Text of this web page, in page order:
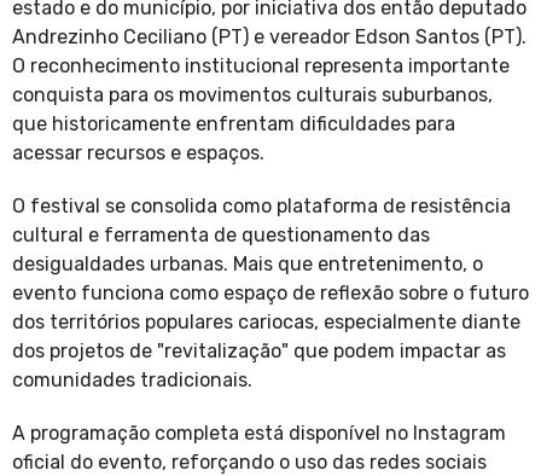
estado e do município, por iniciativa dos então deputado
Andrezinho Ceciliano (PT) e vereador Edson Santos (PT).
O reconhecimento institucional representa importante
conquista para os movimentos culturais suburbanos,
que historicamente enfrentam dificuldades para
acessar recursos e espaços.
O festival se consolida como plataforma de resistência
cultural e ferramenta de questionamento das
desigualdades urbanas. Mais que entretenimento, o
evento funciona como espaço de reflexão sobre o futuro
dos territórios populares cariocas, especialmente diante
dos projetos de "revitalização" que podem impactar as
comunidades tradicionais.
A programação completa está disponível no Instagram
oficial do evento, reforçando o uso das redes sociais